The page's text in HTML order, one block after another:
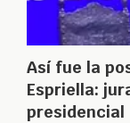
Así fue la
Espriella:
presidencial